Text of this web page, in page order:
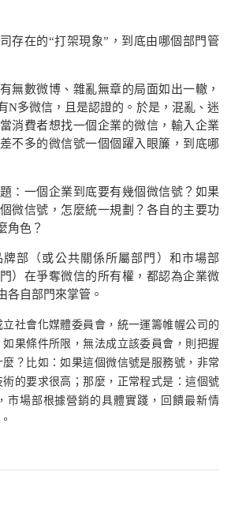
在的“打架現象”，到底由哪個部門管
數微博、雜亂無章的局面如出一轍，
N多微信，且是認證的。於是，混亂、迷
消費者想找一個企業的微信，輸入企業
不多的微信號一個個躍入眼簾，到底哪
一個企業到底要有幾個微信號？如果
微信號，怎麼統一規劃？各自的主要功
角色？
（或公共關係所屬部門）和市場部
）在爭奪微信的所有權，都認為企業微
各自部門來掌管。
會化媒體委員會，統一運籌帷幄公司的
果條件所限，無法成立該委員會，則把握
？比如：如果這個微信號是服務號，非常
的要求很高；那麼，正常程式是：這個號
市場部根據營銷的具體實踐，回饋最新情